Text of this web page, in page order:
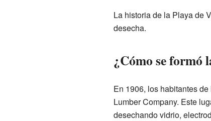
La historia de la Playa de
desecha.
¿Cómo se formó
En 1906, los habitantes
Lumber Company. Este
desechando vidrio,